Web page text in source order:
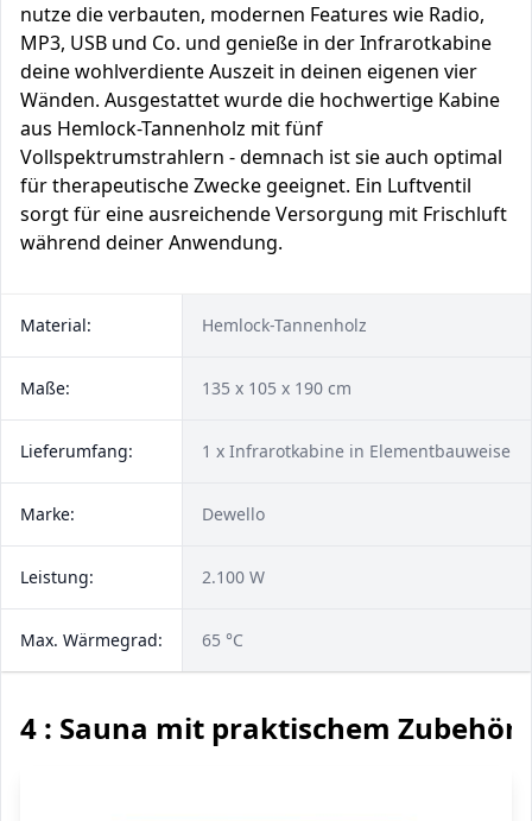
nutze die verbauten, modernen Features wie Radio,
MP3, USB und Co. und genieße in der Infrarotkabine
deine wohlverdiente Auszeit in deinen eigenen vier
Wänden. Ausgestattet wurde die hochwertige Kabine
aus Hemlock-Tannenholz mit fünf
Vollspektrumstrahlern - demnach ist sie auch optimal
für therapeutische Zwecke geeignet. Ein Luftventil
sorgt für eine ausreichende Versorgung mit Frischluft
während deiner Anwendung.
Material: Hemlock-Tannenholz
Maße: 135 x 105 x 190 cm
Lieferumfang: 1 x Infrarotkabine in Elementbauweise
Marke: Dewello
Leistung: 2.100 W
Max. Wärmegrad: 65 °C
4 : Sauna mit praktischem Zubehör